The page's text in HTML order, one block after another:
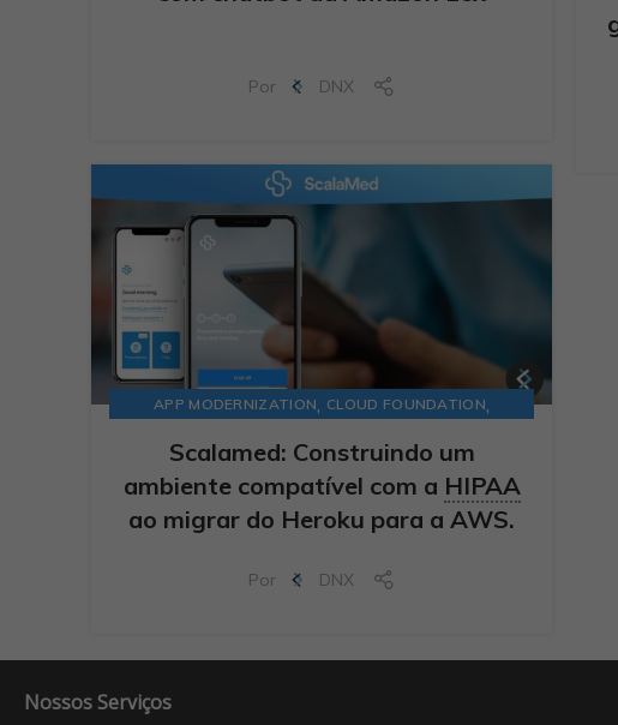
Por DNX
APP MODERNIZATION, CLOUD FOUNDATION,
Scalamed: Construindo um
ambiente compatível com a HIPAA
ao migrar do Heroku para a AWS.
Por DNX
Nossos Serviços